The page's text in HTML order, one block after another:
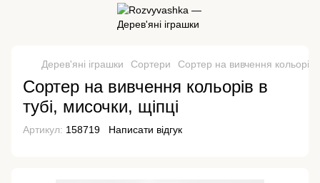
Дерев'яні іграшки Сортери Сортер на вивчення кольорів
Сортер на вивчення кольорів в
тубі, мисочки, щіпці
Артикул: 158719 Написати відгук